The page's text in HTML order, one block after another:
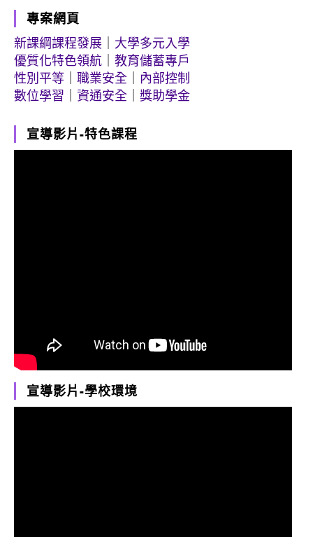
專案網頁
新課綱課程發展
大學多元入學
優質化特色領航
教育儲蓄專戶
性別平等
職業安全
內部控制
數位學習
資通安全 獎助學金
宣導影片-特色課程
宣導影片-學校環境